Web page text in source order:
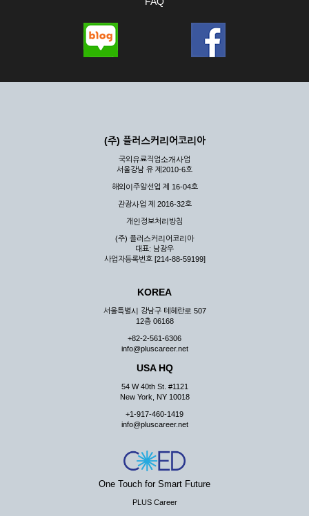
④ 회사는 제 2항 및 제 3항의 사유로 서비스의 제공이 일시적
여 배상하지 않습니다.
제3장 권리 및 의무
공할 수 있도록 최선의 노력을 다하여야 합니다.
게 누설, 배포하여서는 안됩니다. 다만, 관계법령에 의하여 국가
기관 등의 합법적인 요구가 있는 경우에는 해당 되지 않습니다.
③ 회사는 이용자로부터 제기되는 의견이나 불만이 정당하다고
인정할 경우에는 즉시 처리하여야 하며, 즉시 처리가 곤란한 경
우 그 처리를 위해 노력해야 합니다.
제7조 (회원의 의무)
① 회원은 ID와 비밀 번호에 관한 모든 관리의 책임이 있으며
② 회원은 이용신청서의 기재내용 중 변경된 내용이 있는 경우
서비스를 통하여 그 내용을 회사에 통지하여야 합니다.
③ 다른 회원의 ID와 비밀번호를 부당하게 사용하는 행위를
④ 회원은 회사의 서비스에서 타 사이트의 홍보행위를 하지 않
아야 하며 공공질서나 미풍약속에 위배되는 내용 혹은 저작권을
리 행위도 할 수 없습니다.
사가 통지하는 사항을 준수하여야 하며, 기타 회사의 업무에 방
해되는 행위를 하여서는 아니 됩니다.
제8조 (회원의 관리)
① 회원은 언제든 이 약관에 대한 동의를 철회할 수 있습니다.
(주) 플러스커리어코리아
국외유료직업소개사업
서울강남 유 제2010-6호
해외이주알선업 제 16-04호
관광사업 제 2016-32호
개인정보처리방침
(주) 플러스커리어코리아
대표: 남광우
사업자등록번호 [214-88-59199]
KOREA
서울특별시 강남구 테헤란로 507
12층 06168
+82-2-561-6306
info@pluscareer.net
USA HQ
54 W 40th St. #1121
New York, NY 10018
+1-917-460-1419
info@pluscareer.net
One Touch for Smart Future
PLUS Career